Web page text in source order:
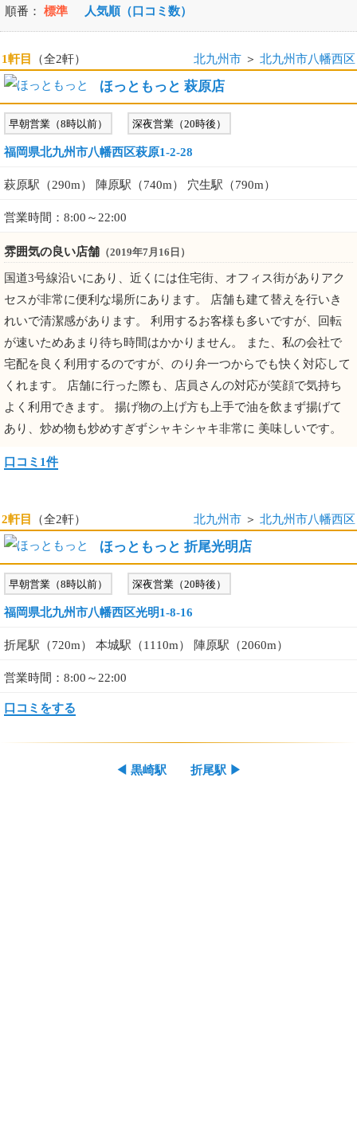
順番： 標準 人気順（口コミ数）
1軒目 （全2軒） 北九州市 ＞ 北九州市八幡西区
ほっともっと 萩原店
早朝営業（8時以前） 深夜営業（20時後）
福岡県北九州市八幡西区萩原1-2-28
萩原駅（290m） 陣原駅（740m） 穴生駅（790m）
営業時間：8:00～22:00
雰囲気の良い店舗 （2019年7月16日）
国道3号線沿いにあり、近くには住宅街、オフィス街がありアク
セスが非常に便利な場所にあります。 店舗も建て替えを行いき
れいで清潔感があります。 利用するお客様も多いですが、回転
が速いためあまり待ち時間はかかりません。 また、私の会社で
宅配を良く利用するのですが、のり弁一つからでも快く対応して
くれます。 店舗に行った際も、店員さんの対応が笑顔で気持ち
よく利用できます。 揚げ物の上げ方も上手で油を飲まず揚げて
あり、炒め物も炒めすぎずシャキシャキ非常に 美味しいです。
口コミ1件
2軒目 （全2軒） 北九州市 ＞ 北九州市八幡西区
ほっともっと 折尾光明店
早朝営業（8時以前） 深夜営業（20時後）
福岡県北九州市八幡西区光明1-8-16
折尾駅（720m） 本城駅（1110m） 陣原駅（2060m）
営業時間：8:00～22:00
口コミをする
◀ 黒崎駅 折尾駅 ▶